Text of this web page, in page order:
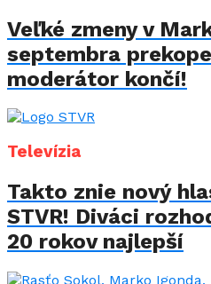
Veľké zmeny v
septembra
moderátor končí!
Televízia
Takto znie nový
STVR! Diváci
20 rokov najlepší